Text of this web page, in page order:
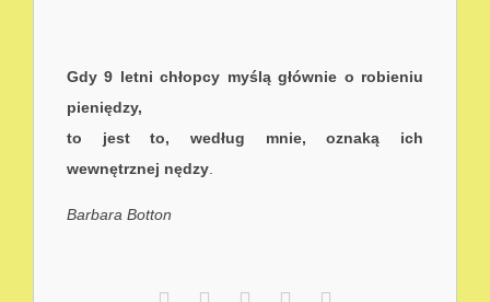
Gdy 9 letni chłopcy myślą głównie o robieniu
pieniędzy,
to jest to, według mnie, oznaką ich
wewnętrznej nędzy
Barbara Botton